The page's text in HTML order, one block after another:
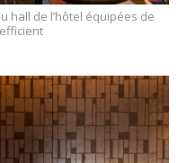
hall de l’hôtel équipées de